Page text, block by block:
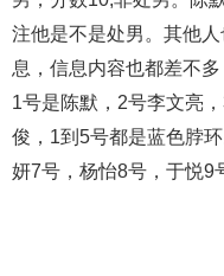
注他是不是处男。其他
息，信息内容也都差不
1号是陈默，2号李文亮
俊，1到5号都是蓝色脖
妍7号，杨怡8号，于悦9